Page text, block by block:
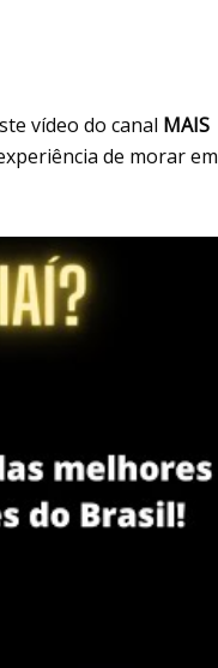
vídeo do canal MAIS
de morar em